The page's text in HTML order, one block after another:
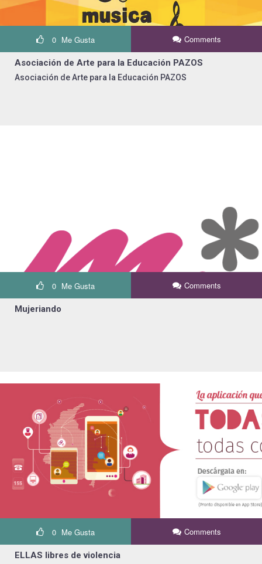
0 Me Gusta Comments
Asociación de Arte para la Educación PAZOS
Asociación de Arte para la Educación PAZOS
0 Me Gusta Comments
Mujeriando
0 Me Gusta Comments
ELLAS libres de violencia